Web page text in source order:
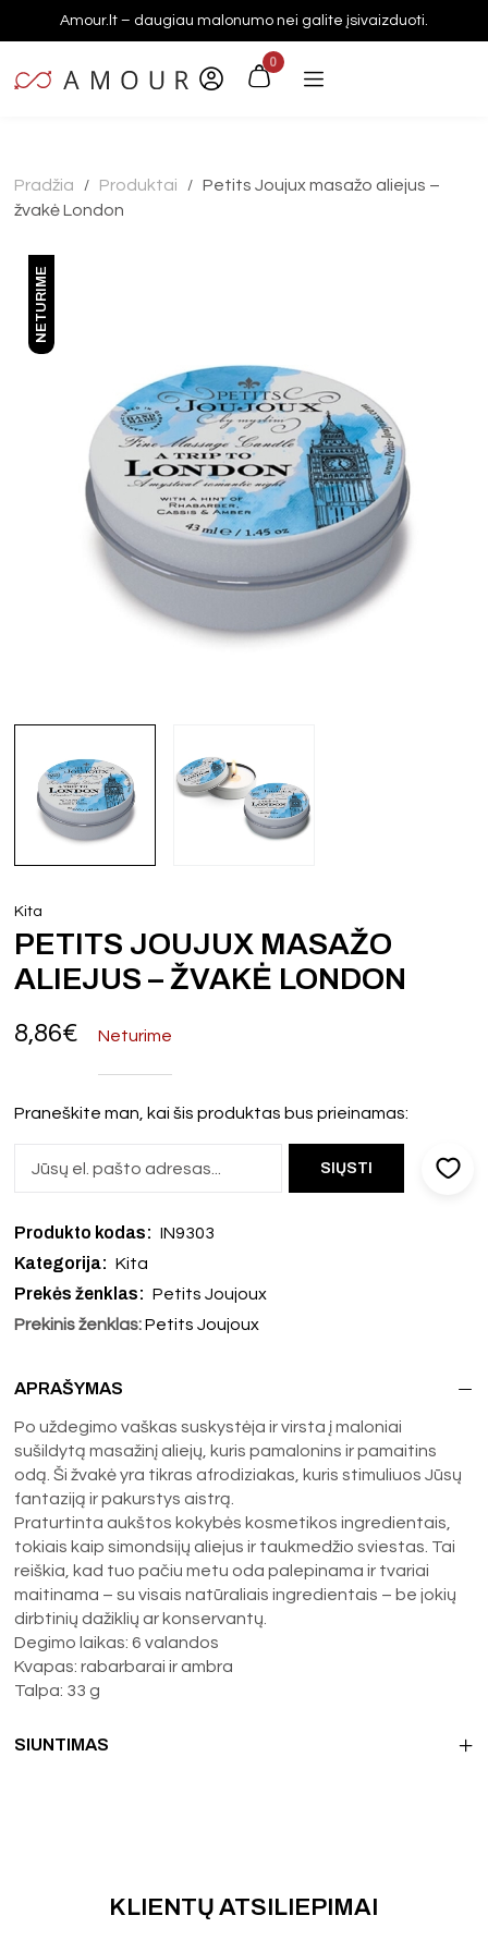
Amour.lt – daugiau malonumo nei galite įsivaizduoti.
0
Pradžia / Produktai /
Petits Joujux masažo aliejus –
žvakė London
NETURIME
Kita
PETITS JOUJUX MASAŽO
ALIEJUS – ŽVAKĖ LONDON
8,86€ Neturime
Praneškite man, kai šis produktas bus prieinamas:
Produkto kodas: IN9303
Kategorija: Kita
Prekės ženklas: Petits Joujoux
Prekinis ženklas: Petits Joujoux
APRAŠYMAS
Po uždegimo vaškas suskystėja ir virsta į maloniai
sušildytą masažinį aliejų, kuris pamalonins ir pamaitins
odą. Ši žvakė yra tikras afrodiziakas, kuris stimuliuos Jūsų
fantaziją ir pakurstys aistrą.
Praturtinta aukštos kokybės kosmetikos ingredientais,
tokiais kaip simondsijų aliejus ir taukmedžio sviestas. Tai
reiškia, kad tuo pačiu metu oda palepinama ir tvariai
maitinama – su visais natūraliais ingredientais – be jokių
dirbtinių dažiklių ar konservantų.
Degimo laikas: 6 valandos
Kvapas: rabarbarai ir ambra
Talpa: 33 g
SIUNTIMAS
KLIENTŲ ATSILIEPIMAI